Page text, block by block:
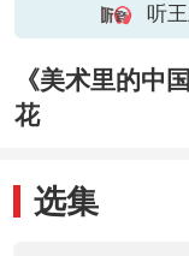
听
《美术里的中
花
选集